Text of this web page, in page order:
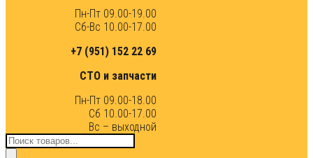
Пн-Пт 09.00-19.00
Сб-Вс 10.00-17.00
+7 (951) 152 22 69
СТО и запчасти
Пн-Пт 09.00-18.00
Сб 10.00-17.00
Вс – выходной
Поиск
товаров